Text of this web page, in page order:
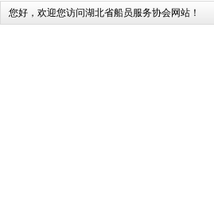
您好，欢迎您访问湖北省船员服务协会网站！